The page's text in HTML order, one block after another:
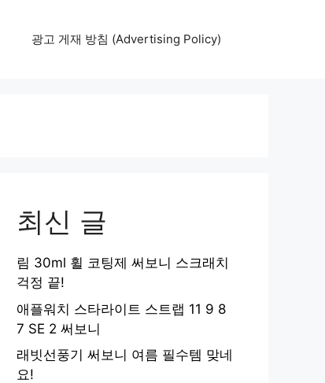
광고 게재 방침 (Advertising Policy)
최신 글
림 30ml 휠 코팅제 써보니 스크래치
걱정 끝!
애플워치 스타라이트 스트랩 11 9 8
7 SE 2 써보니
래빗선풍기 써보니 여름 필수템 맞네
요!